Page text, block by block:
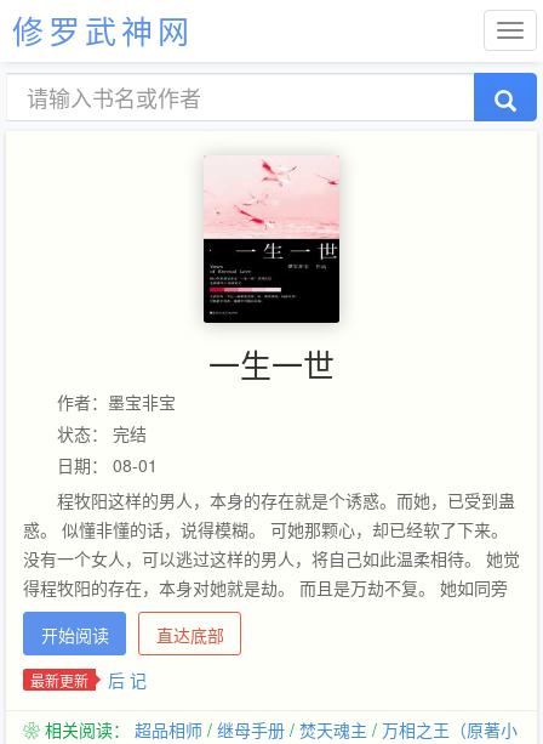
修罗武神网
一生一世
作者：墨宝非宝
状态： 完结
日期： 08-01
程牧阳这样的男人，本身的存在就是个诱惑。而她，已受到蛊
惑。 似懂非懂的话，说得模糊。 可她那颗心，却已经软了下来。
没有一个女人，可以逃过这样的男人，将自己如此温柔相待。 她觉
得程牧阳的存在，本身对她就是劫。 而且是万劫不复。 她如同旁
观者，看着镜头推近他，只觉好笑。可就是这么盯着少年的他，看
着看着就觉得痴了。这场爱，不管是谁先入了迷，都早已注定了一
生一世。 他们还有很长的时间，他并不着急。这么长的故事，他需
何，贪得无厌地要了她一生一世。…
开始阅读 直达底部
最新更新 后 记
❀ 相关阅读： 超品相师 / 继母手册 / 焚天魂主 / 万相之王（原著小